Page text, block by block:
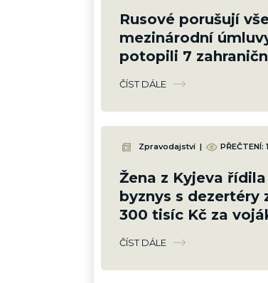
Rusové porušují
mezinárodní
potopili 7
Zničí tím sami sebe
ČÍST DÁLE
Zpravodajství | PŘEČTENÍ:
Žena z Kyjeva
byznys s dezertéry
300 tisíc Kč za
policista
ČÍST DÁLE